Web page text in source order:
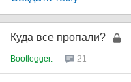
Куда все пропали?
Bootlegger. 21